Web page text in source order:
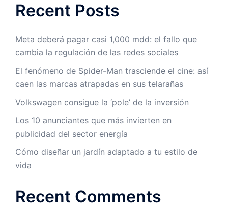
Recent Posts
Meta deberá pagar casi 1,000 mdd: el fallo que
cambia la regulación de las redes sociales
El fenómeno de Spider-Man trasciende el cine: así
caen las marcas atrapadas en sus telarañas
Volkswagen consigue la ‘pole’ de la inversión
Los 10 anunciantes que más invierten en
publicidad del sector energía
Cómo diseñar un jardín adaptado a tu estilo de
vida
Recent Comments